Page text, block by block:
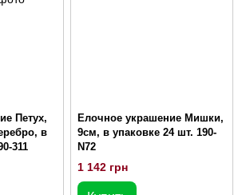
Петух,
в
311
Елочное украшение Мишки,
9см, в упаковке 24 шт. 190-
N72
1 142 грн